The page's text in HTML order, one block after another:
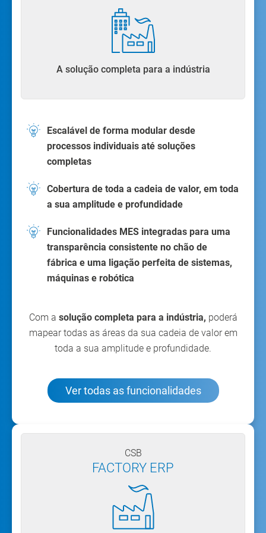
A solução completa para a indústria
Escalável de forma modular desde
processos individuais até soluções
completas
Cobertura de toda a cadeia de valor, em toda
a sua amplitude e profundidade
Funcionalidades MES integradas para uma
transparência consistente no chão de
fábrica e uma ligação perfeita de sistemas,
máquinas e robótica
Com a solução completa para a indústria, poderá
mapear todas as áreas da sua cadeia de valor em
toda a sua amplitude e profundidade.
Ver todas as funcionalidades
CSB
FACTORY ERP